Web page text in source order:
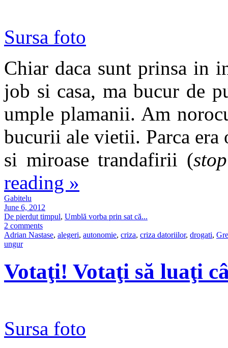
Sursa foto
Chiar daca sunt prinsa in
job si casa, ma bucur de
umple plamanii. Am
bucurii ale vietii. Parca
si miroase trandafirii (
reading »
Gabitelu
June 6, 2012
De pierdut timpul, Umblă vorba prin sat că...
2 comments
Adrian Nastase, alegeri, autonomie, criza, criza datoriilor, drogati,
ungur
Votaţi! Votaţi să luaţi
Sursa foto